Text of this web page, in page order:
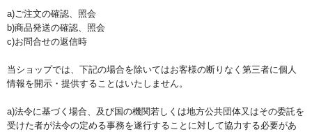
a)ご注文の確認、照会
b)商品発送の確認、照会
c)お問合せの返信時
当ショップでは、下記の場合を除いてはお客様の断りなく第三者に個人
情報を開示・提供することはいたしません。
a)法令に基づく場合、及び国の機関若しくは地方公共団体又はその委託を
受けた者が法令の定める事務を遂行することに対して協力する必要があ